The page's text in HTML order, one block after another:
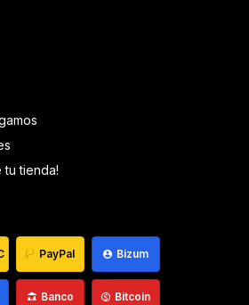
tu tienda!
PayPal Bizum
Banco Bitcoin